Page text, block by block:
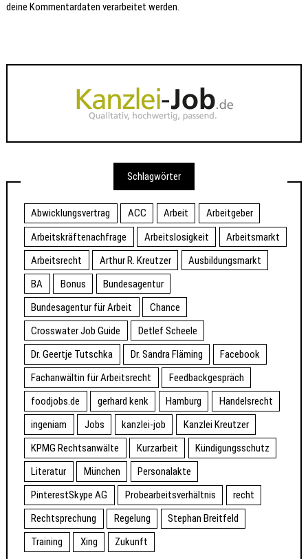
deine Kommentardaten verarbeitet werden.
Schlagwörter
Abwicklungsvertrag ACC Arbeit
Arbeitgeber
Arbeitskräftenachfrage
Arbeitslosigkeit
Arbeitsmarkt
Arbeitsrecht
Arthur R. Kreutzer
Ausbildungsmarkt
BA
Bonus
Bundesagentur
Bundesagentur für Arbeit
Chance
Crosswater Job Guide
Detlef Scheele
Dr. Geertje Tutschka
Dr. Sandra Fläming
Facebook
Fachanwältin für Arbeitsrecht
Feedbackgespräch
foodjobs.de
gerhard kenk Hamburg
Handelsrecht
ingeniam
Jobs kanzlei-job
Kanzlei Kreutzer
KPMG Rechtsanwälte
Kurzarbeit
Kündigungsschutz
Literatur
München
Personalakte
PinterestSkype AG
Probearbeitsverhältnis
recht
Rechtsprechung
Regelung
Stephan Breitfeld
Training
Xing Zukunft